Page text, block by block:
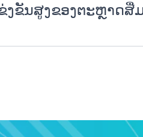
ຂັນສູງຂອງຕະຫຼາດສື່